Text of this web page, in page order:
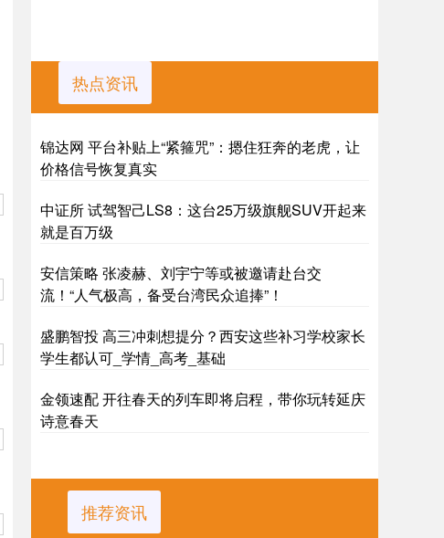
热点资讯
锦达网 平台补贴上“紧箍咒”：摁住狂奔的老虎，让
价格信号恢复真实
中证所 试驾智己LS8：这台25万级旗舰SUV开起来
就是百万级
安信策略 张凌赫、刘宇宁等或被邀请赴台交
流！“人气极高，备受台湾民众追捧”！
盛鹏智投 高三冲刺想提分？西安这些补习学校家长
学生都认可_学情_高考_基础
金领速配 开往春天的列车即将启程，带你玩转延庆
诗意春天
推荐资讯